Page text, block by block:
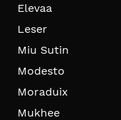
Elevaa
Leser
Miu Sutin
Modesto
Moraduix
Mukhee